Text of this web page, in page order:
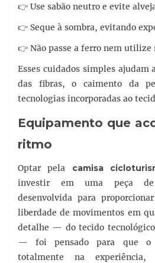
👉 Use sabão neutro e evite
👉 Seque à sombra, evitando
👉 Não passe a ferro nem utilize
Esses cuidados simples ajudam
das fibras, o caimento da
tecnologias incorporadas ao
Equipamento que
ritmo
Optar pela camisa
investir em uma peça de
desenvolvida para
liberdade de movimentos em
detalhe — do tecido
— foi pensado para que o
totalmente na